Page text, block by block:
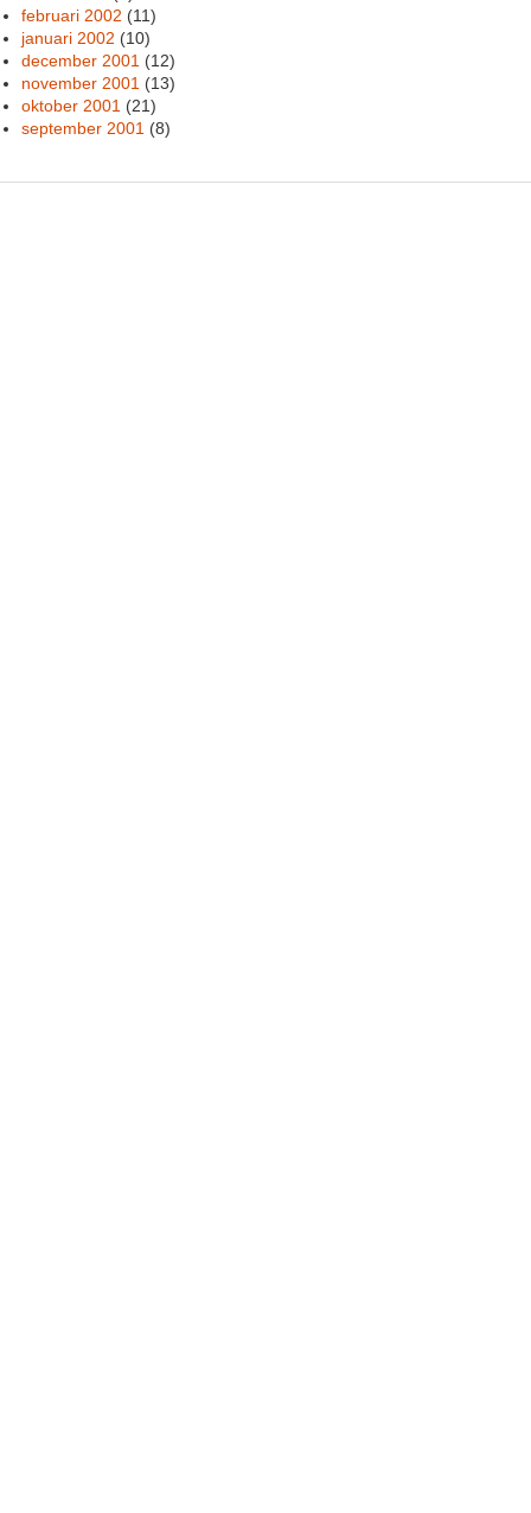
februari 2002 (11)
januari 2002 (10)
december 2001 (12)
november 2001 (13)
oktober 2001 (21)
september 2001 (8)